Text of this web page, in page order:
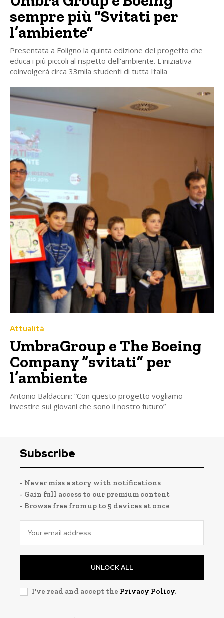
sempre più “Svitati per
l’ambiente”
Presentata a Foligno la quinta edizione del progetto che
educa i più piccoli al rispetto dell'ambiente. L'iniziativa
coinvolgerà circa 33mila studenti di tutta Italia
Attualità
UmbraGroup e The Boeing
Company “svitati” per
l’ambiente
Antonio Baldaccini: “Con questo progetto vogliamo
investire sui giovani che sono il nostro futuro”
Subscribe
- Never miss a story with notifications
- Gain full access to our premium content
- Browse free from up to 5 devices at once
UNLOCK ALL
I've read and accept the Privacy Policy.